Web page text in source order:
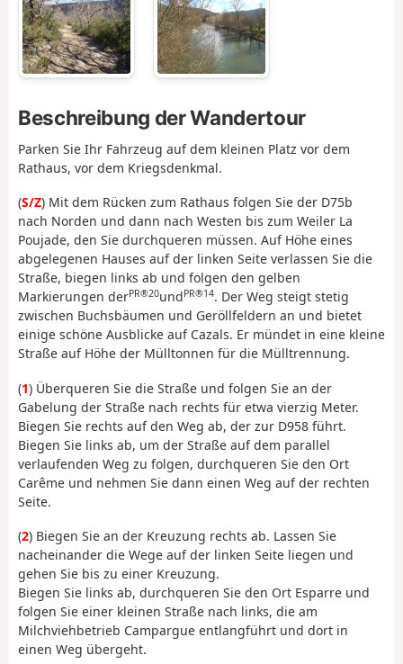
Beschreibung der Wandertour
Parken Sie Ihr Fahrzeug auf dem kleinen Platz vor dem
Rathaus, vor dem Kriegsdenkmal.
(S/Z) Mit dem Rücken zum Rathaus folgen Sie der D75b
nach Norden und dann nach Westen bis zum Weiler La
Poujade, den Sie durchqueren müssen. Auf Höhe eines
abgelegenen Hauses auf der linken Seite verlassen Sie die
Straße, biegen links ab und folgen den gelben
Markierungen derPR®20undPR®14. Der Weg steigt stetig
zwischen Buchsbäumen und Geröllfeldern an und bietet
einige schöne Ausblicke auf Cazals. Er mündet in eine kleine
Straße auf Höhe der Mülltonnen für die Mülltrennung.
(1) Überqueren Sie die Straße und folgen Sie an der
Gabelung der Straße nach rechts für etwa vierzig Meter.
Biegen Sie rechts auf den Weg ab, der zur D958 führt.
Biegen Sie links ab, um der Straße auf dem parallel
verlaufenden Weg zu folgen, durchqueren Sie den Ort
Carême und nehmen Sie dann einen Weg auf der rechten
Seite.
(2) Biegen Sie an der Kreuzung rechts ab. Lassen Sie
nacheinander die Wege auf der linken Seite liegen und
gehen Sie bis zu einer Kreuzung.
Biegen Sie links ab, durchqueren Sie den Ort Esparre und
folgen Sie einer kleinen Straße nach links, die am
Milchviehbetrieb Campargue entlangführt und dort in
einen Weg übergeht.